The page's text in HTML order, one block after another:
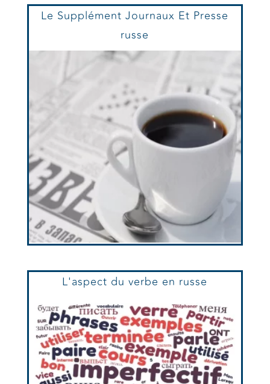
Le Supplément Journaux Et Presse
russe
L'aspect du verbe en russe